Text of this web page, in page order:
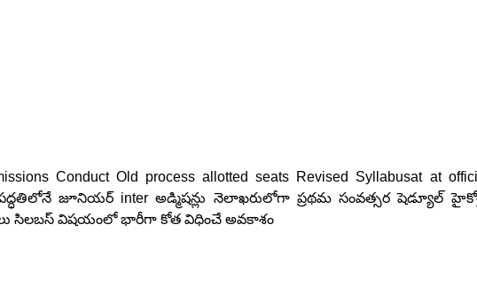
Conduct Old process allotted seats Revised Syllabusat at
జూనియర్ inter అడ్మిషన్లు నెలాఖరులోగా ప్రథమ సంవత్సర షెడ్యూల్
సిలబస్ విషయంలో భారీగా కోత విధించే అవకాశం